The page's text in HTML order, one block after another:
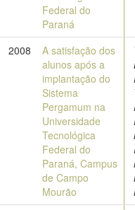
Federal do
Paraná
2008
A satisfação dos
alunos após a
implantação do
Sistema
Pergamum na
Universidade
Tecnológica
Federal do
Paraná, Campus
de Campo
Mourão